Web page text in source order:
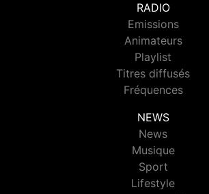
RADIO
Emissions
Animateurs
Playlist
Titres diffusés
Fréquences
NEWS
News
Musique
Sport
Lifestyle